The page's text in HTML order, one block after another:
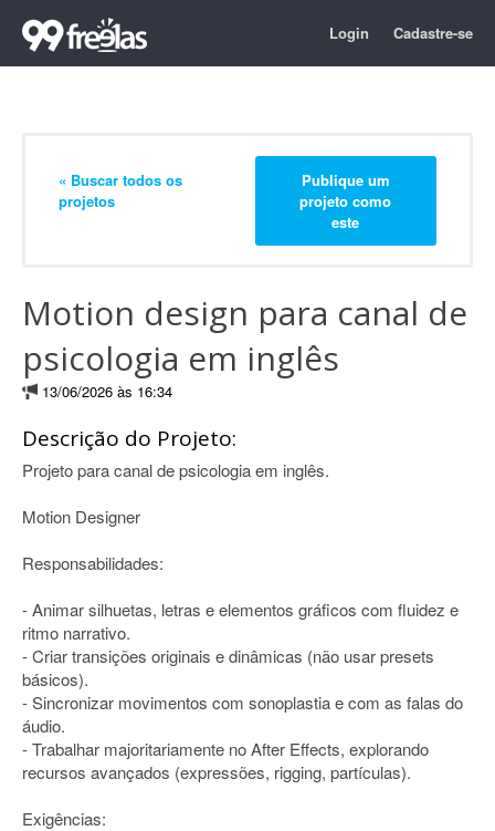
Login Cadastre-se
« Buscar todos os
projetos
Publique um
projeto como
este
Motion design para canal de
psicologia em inglês
13/06/2026 às 16:34
Descrição do Projeto:
Projeto para canal de psicologia em inglês.
Motion Designer
Responsabilidades:
- Animar silhuetas, letras e elementos gráficos com fluidez e
ritmo narrativo.
- Criar transições originais e dinâmicas (não usar presets
básicos).
- Sincronizar movimentos com sonoplastia e com as falas do
áudio.
- Trabalhar majoritariamente no After Effects, explorando
recursos avançados (expressões, rigging, partículas).
Exigências: